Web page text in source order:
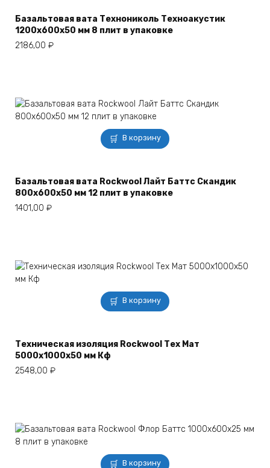
Базальтовая вата Технониколь Техноакустик
1200х600х50 мм 8 плит в упаковке
2186,00 ₽
В корзину
Базальтовая вата Rockwool Лайт Баттс Скандик
800х600х50 мм 12 плит в упаковке
1401,00 ₽
В корзину
Техническая изоляция Rockwool Тех Мат
5000x1000x50 мм Кф
2548,00 ₽
В корзину